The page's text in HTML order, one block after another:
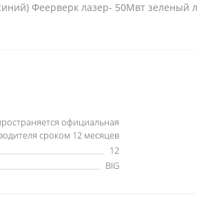
Феерверк лазер- 50Мвт
официальная
сроком 12 месяцев
12
BIG